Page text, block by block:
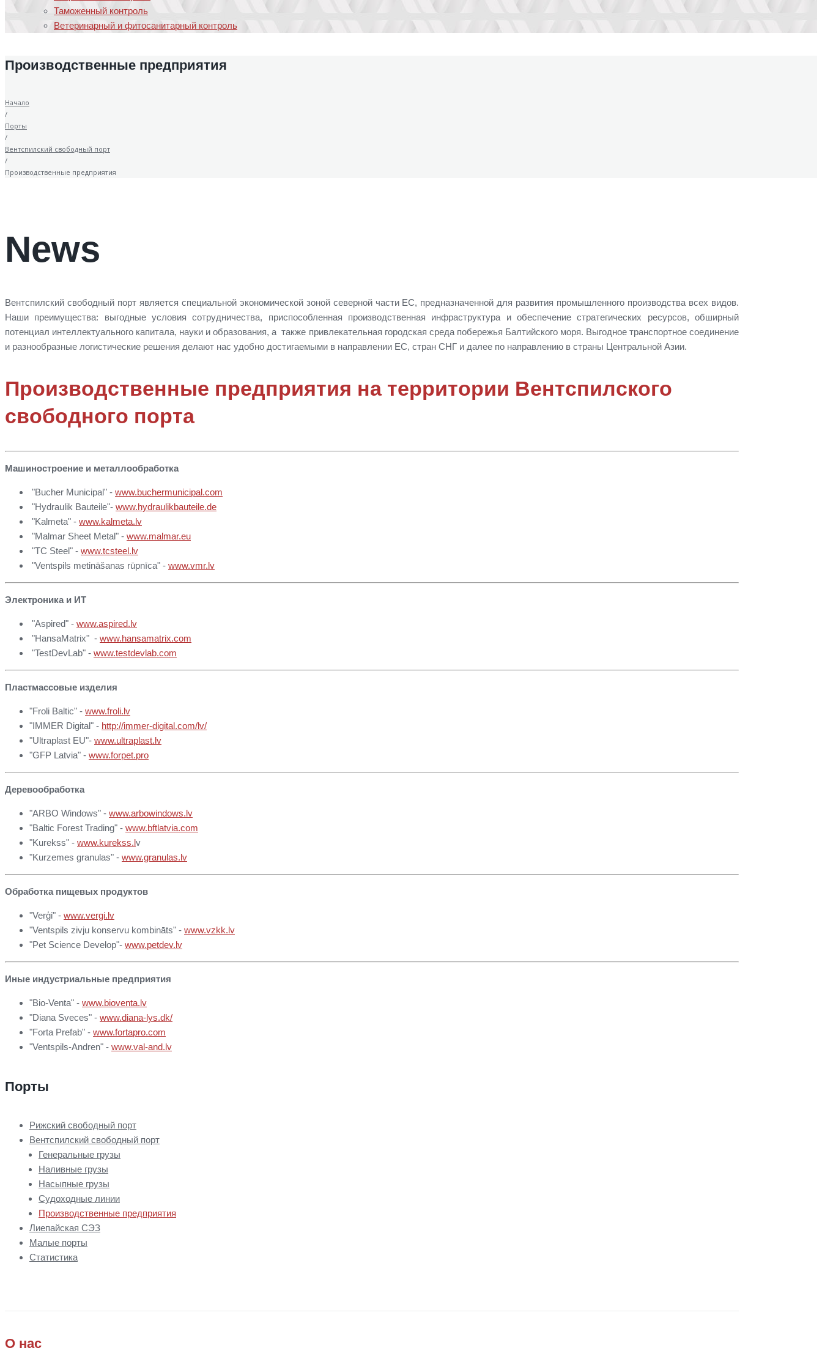
Таможенный контроль
Ветеринарный и фитосанитарный контроль
Производственные предприятия
Начало
/
Порты
/
Вентспилский свободный порт
/
Производственные предприятия
News
Вентспилский свободный порт является специальной экономической зоной северной части ЕС, предназначенной для развития промышленного производства всех видов.
Наши преимущества: выгодные условия сотрудничества, приспособленная производственная инфраструктура и обеспечение стратегических ресурсов, обширный
потенциал интеллектуального капитала, науки и образования, а также привлекательная городская среда побережья Балтийского моря. Выгодное транспортное соединение
и разнообразные логистические решения делают нас удобно достигаемыми в направлении ЕС, стран СНГ и далее по направлению в страны Центральной Азии.
Производственные предприятия на территории Вентспилского
свободного порта
Машиностроение и металлообработка
"Bucher Municipal" - www.buchermunicipal.com
"Hydraulik Bauteile"- www.hydraulikbauteile.de
"Kalmeta" - www.kalmeta.lv
"Malmar Sheet Metal" - www.malmar.eu
"TC Steel" - www.tcsteel.lv
"Ventspils metināšanas rūpnīca" - www.vmr.lv
Электроника и ИТ
"Aspired" - www.aspired.lv
"HansaMatrix" - www.hansamatrix.com
"TestDevLab" - www.testdevlab.com
Пластмассовые изделия
"Froli Baltic" - www.froli.lv
"IMMER Digital" - http://immer-digital.com/lv/
"Ultraplast EU"- www.ultraplast.lv
"GFP Latvia" - www.forpet.pro
Деревообработка
"ARBO Windows" - www.arbowindows.lv
"Baltic Forest Trading" - www.bftlatvia.com
"Kurekss" - www.kurekss.lv
"Kurzemes granulas" - www.granulas.lv
Обработка пищевых продуктов
"Verģi" - www.vergi.lv
"Ventspils zivju konservu kombināts" - www.vzkk.lv
"Pet Science Develop"- www.petdev.lv
Иные индустриальные предприятия
"Bio-Venta" - www.bioventa.lv
"Diana Sveces" - www.diana-lys.dk/
"Forta Prefab" - www.fortapro.com
"Ventspils-Andren" - www.val-and.lv
Порты
Рижский свободный порт
Вентспилский свободный порт
Генеральные грузы
Наливные грузы
Насыпные грузы
Судоходные линии
Производственные предприятия
Лиепайская СЭЗ
Малые порты
Статистика
О нас